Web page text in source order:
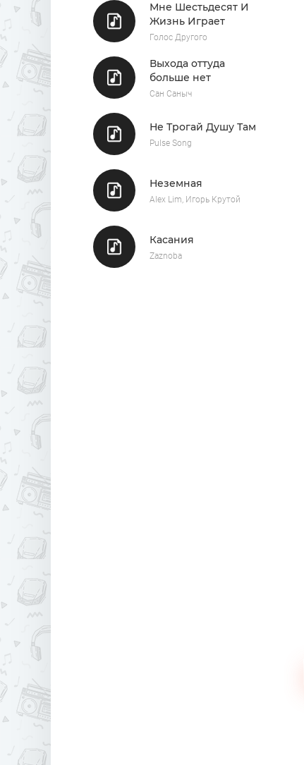
Мне Шестьдесят И
Жизнь Играет
Голос Другого
Выхода оттуда
больше нет
Сан Саныч
Не Трогай Душу Там
Pulse Song
Неземная
Alex Lim, Игорь Крутой
Касания
Zaznoba